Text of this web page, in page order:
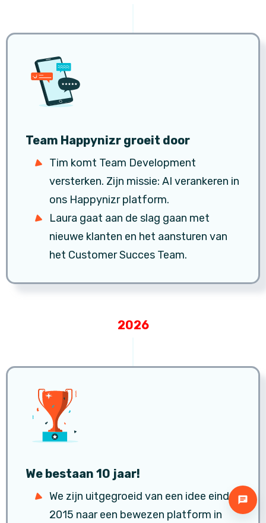
Team Happynizr groeit door
Tim komt Team Development
versterken. Zijn missie: AI verankeren in
ons Happynizr platform.
Laura gaat aan de slag gaan met
nieuwe klanten en het aansturen van
het Customer Succes Team.
2026
We bestaan 10 jaar!
We zijn uitgegroeid van een idee eind
2015 naar een bewezen platform in